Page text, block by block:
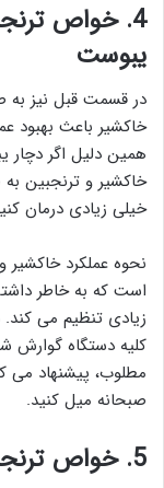
4. خواص
یبوست
در قسمت قبل نیز به
خاکشیر باعث بهبود
همین دلیل اگر دچار
خاکشیر و ترنجبین
خیلی زیادی درمان
نحوه عملکرد
است که به خاطر
زیادی تنظیم می
کلیه دستگاه گوارش
مطلوب، پیشنهاد می
صبحانه میل کنید.
5. خواص ترنجبین و خاکشیر برای پوست